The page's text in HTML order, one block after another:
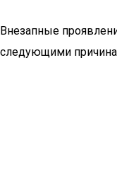
Внезапные
следующими